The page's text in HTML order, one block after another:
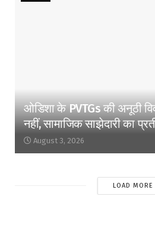
ओडिशा के PVTGs की अनूठी
नहीं, सामाजिक साझेदारी का
August 3, 2026
LOAD MORE